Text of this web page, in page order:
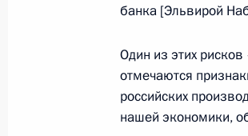
Законодательно
19 декабря 2022 года,
банка [Эльвирой
Один из этих
отмечаются
российских
нашей экономики,